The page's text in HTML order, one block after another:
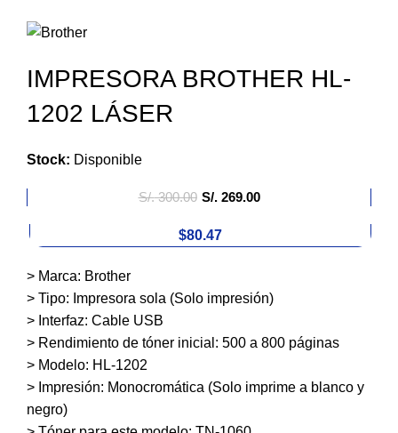
IMPRESORA BROTHER HL-
1202 LÁSER
Stock: Disponible
S/.300.00 S/.269.00
$80.47
> Marca: Brother
> Tipo: Impresora sola (Solo impresión)
> Interfaz: Cable USB
> Rendimiento de tóner inicial: 500 a 800 páginas
> Modelo: HL-1202
> Impresión: Monocromática (Solo imprime a blanco y
negro)